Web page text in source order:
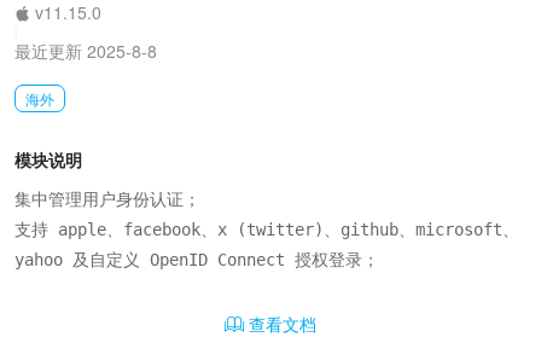
v11.15.0
最近更新 2025-8-8
海外
模块说明
集中管理用户身份认证；
支持 apple、facebook、x (twitter)、github、microsoft、
yahoo 及自定义 OpenID Connect 授权登录；
查看文档